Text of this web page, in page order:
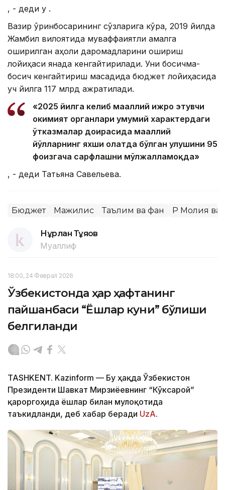
, - деди у .
Вазир ўринбосарининг сўзларига кўра, 2019 йилда
Жамбил вилоятида муваффақиятли амалга
оширилган аҳоли даромадларини ошириш
лойиҳаси янада кенгайтирилади. Уни босқичма-
босқич кенгайтириш мақсадида бюджет лойиҳасида
уч йилга 117 млрд ажратилади.
«2025 йилга келиб маҳаллий ижро этувчи
ҳокимият органлари умумий характердаги
ўтказмалар доирасида маҳаллий
йўлларнинг яхши ҳолатда бўлган улушини 95
фоизгача сарфлашни мўлжалламоқда»
, - деди Татьяна Савельева.
Бюджет Мажилис Таълим ва фан ҚР Молия
Нұрлан Тұяқов
Муаллиф
18:00, 24 Феврал 2026
Ўзбекистонда ҳар ҳафтанинг
пайшанбаси “Ёшлар куни” бўлиши
белгиланди
TASHKENT. Kazinform — Бу ҳақда Ўзбекистон
Президенти Шавкат Мирзиёевнинг “Кўксарой”
қароргоҳида ёшлар билан мулоқотида
таъкидланди, деб хабар беради UzA.